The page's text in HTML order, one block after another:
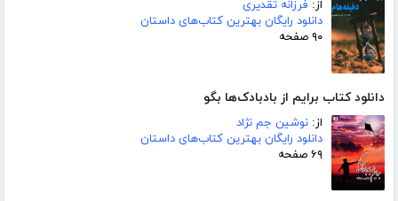
از: فرزانه تقدیری
دانلود رایگان بهترین کتاب‌های داستان
۹۰ صفحه
دانلود کتاب برایم از بادبادک‌ها بگو
از: نوشین جم نژاد
دانلود رایگان بهترین کتاب‌های داستان
۶۹ صفحه